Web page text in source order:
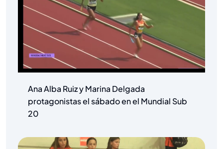
Ana Alba Ruiz y Marina Delgada
protagonistas el sábado en el Mundial Sub
20